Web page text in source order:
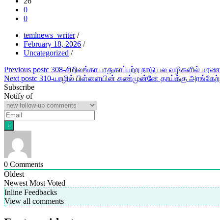
0
0
temlnews_writer /
February 18, 2026 /
Uncategorized /
Post
navigation
Previous postc 308-சிறிலங்கா பாதுகாப்பற்ற நாடு பல வழிகளில்
Next postc 310-யாழில் பிள்ளையின் கண்முன்னே தாய்க்கு
Subscribe
Notify of
0 Comments
Oldest
Newest Most Voted
Inline Feedbacks
View all comments